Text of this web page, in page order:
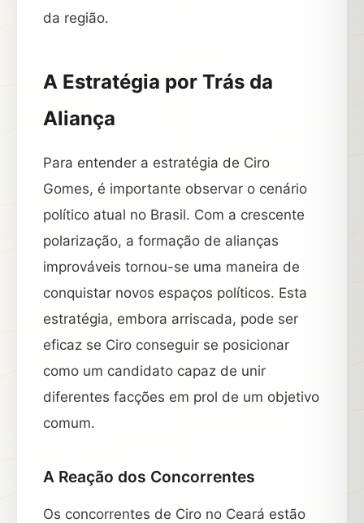
da região.
A Estratégia por Trás da
Aliança
Para entender a estratégia de Ciro
Gomes, é importante observar o cenário
político atual no Brasil. Com a crescente
polarização, a formação de alianças
improváveis tornou-se uma maneira de
conquistar novos espaços políticos. Esta
estratégia, embora arriscada, pode ser
eficaz se Ciro conseguir se posicionar
como um candidato capaz de unir
diferentes facções em prol de um objetivo
comum.
A Reação dos Concorrentes
Os concorrentes de Ciro no Ceará estão